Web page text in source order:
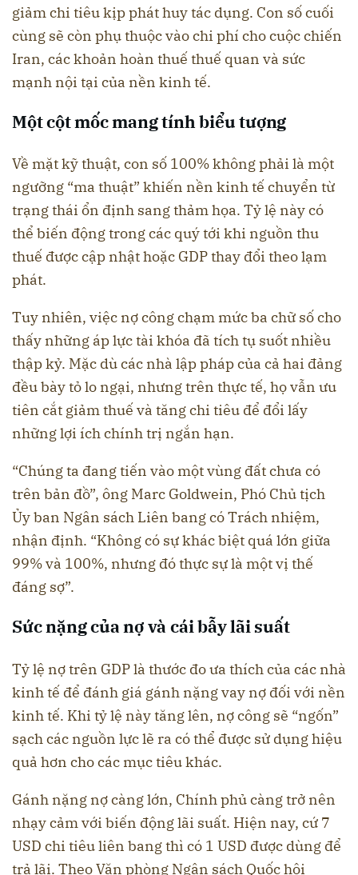
giảm chi tiêu kịp phát huy tác dụng. Con số cuối
cùng sẽ còn phụ thuộc vào chi phí cho cuộc chiến
Iran, các khoản hoàn thuế thuế quan và sức
mạnh nội tại của nền kinh tế.
Một cột mốc mang tính biểu tượng
Về mặt kỹ thuật, con số 100% không phải là một
ngưỡng “ma thuật” khiến nền kinh tế chuyển từ
trạng thái ổn định sang thảm họa. Tỷ lệ này có
thể biến động trong các quý tới khi nguồn thu
thuế được cập nhật hoặc GDP thay đổi theo lạm
phát.
Tuy nhiên, việc nợ công chạm mức ba chữ số cho
thấy những áp lực tài khóa đã tích tụ suốt nhiều
thập kỷ. Mặc dù các nhà lập pháp của cả hai đảng
đều bày tỏ lo ngại, nhưng trên thực tế, họ vẫn ưu
tiên cắt giảm thuế và tăng chi tiêu để đổi lấy
những lợi ích chính trị ngắn hạn.
“Chúng ta đang tiến vào một vùng đất chưa có
trên bản đồ”, ông Marc Goldwein, Phó Chủ tịch
Ủy ban Ngân sách Liên bang có Trách nhiệm,
nhận định. “Không có sự khác biệt quá lớn giữa
99% và 100%, nhưng đó thực sự là một vị thế
đáng sợ”.
Sức nặng của nợ và cái bẫy lãi suất
Tỷ lệ nợ trên GDP là thước đo ưa thích của các nhà
kinh tế để đánh giá gánh nặng vay nợ đối với nền
kinh tế. Khi tỷ lệ này tăng lên, nợ công sẽ “ngốn”
sạch các nguồn lực lẽ ra có thể được sử dụng hiệu
quả hơn cho các mục tiêu khác.
Gánh nặng nợ càng lớn, Chính phủ càng trở nên
nhạy cảm với biến động lãi suất. Hiện nay, cứ 7
USD chi tiêu liên bang thì có 1 USD được dùng để
trả lãi. Theo Văn phòng Ngân sách Quốc hội